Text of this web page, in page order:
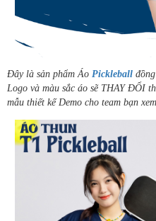
Đây là sản phẩm Áo Pickleball
Logo và màu sắc áo sẽ THAY ĐỔI
mẫu thiết kế Demo cho team bạn